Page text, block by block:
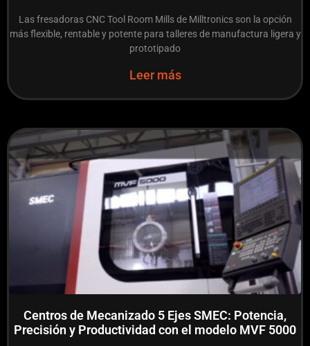
Las fresadoras CNC Tool Room Mills de Milltronics son la opción
más flexible, rentable y potente para talleres de manufactura ligera y
prototipado
Leer más
Centros de Mecanizado 5 Ejes SMEC: Potencia,
Precisión y Productividad con el modelo MVF 5000